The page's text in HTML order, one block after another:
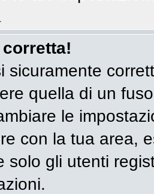
quella di un
le
con la tua area,
solo gli utenti